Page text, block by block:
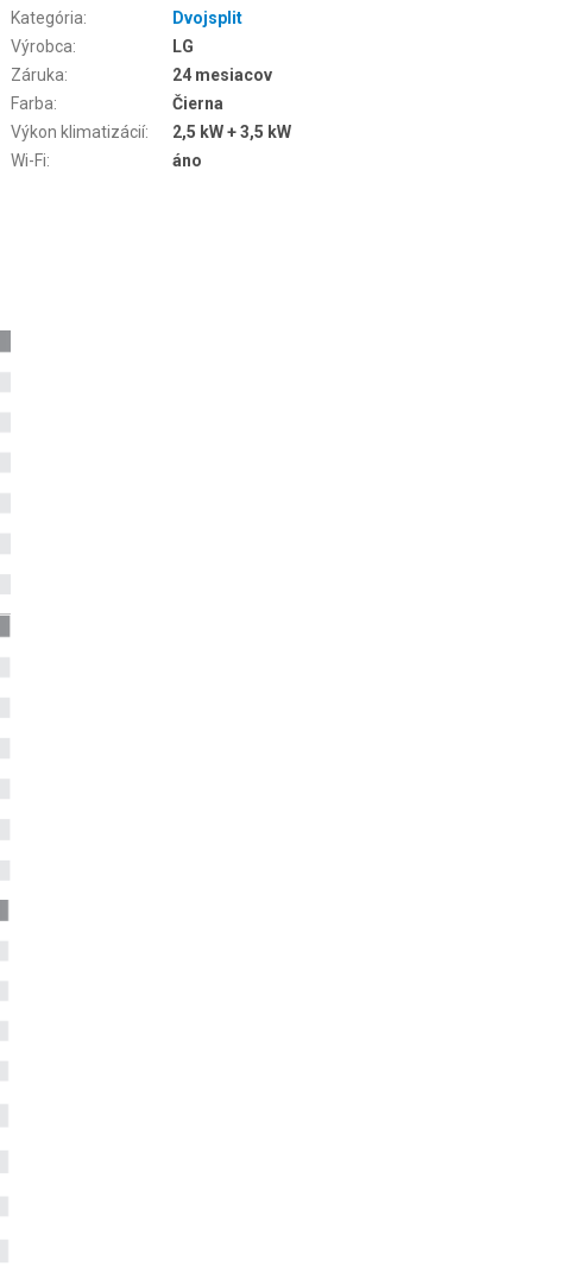
Kategória:
Dvojsplit
Výrobca:
LG
Záruka:
24 mesiacov
Farba:
Čierna
Výkon klimatizácií:
2,5 kW + 3,5 kW
Wi-Fi: áno